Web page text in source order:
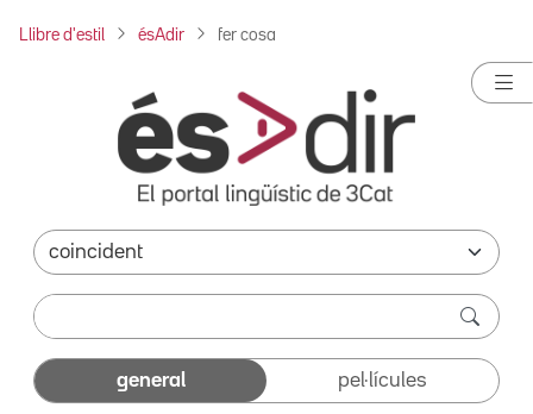
Llibre d'estil ésAdir fer cosa
general pel·lícules